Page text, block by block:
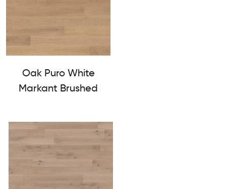
Oak Puro White
Markant Brushed